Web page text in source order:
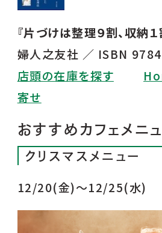
『片づけは整理９割、収納１
婦人之友社 ／ ISBN
店頭の在庫を探す
寄せ
おすすめカフェメニ
クリスマスメニュー
12/20(金)〜12/25(水)